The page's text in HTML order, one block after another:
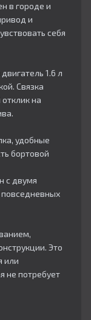
в городе и
и
себя
1.6 л
Связка
на
удобные
бортовой
с двумя
Это
или
не потребует